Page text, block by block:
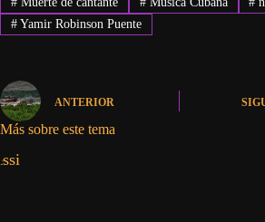
#Yamir Robinson Puente
ANTERIOR
Más sobre este tema